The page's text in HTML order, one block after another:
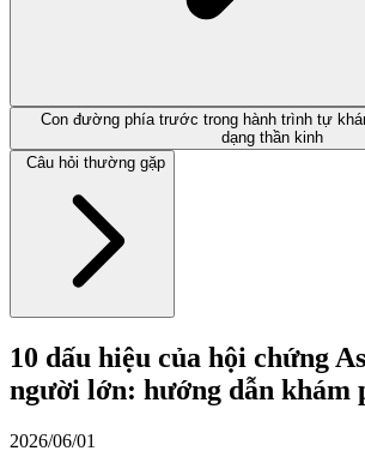
Con đường phía trước trong hành trình tự
dạng thần kinh
Câu hỏi thường gặp
10 dấu hiệu của hội chứng
người lớn: hướng dẫn khám
2026/06/01